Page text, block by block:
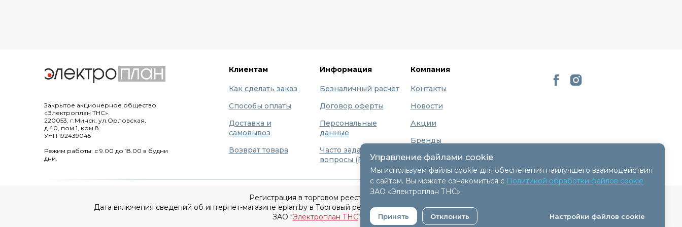
Управление файлами cookie
Мы используем файлы cookie для обеспечения наилучшего взаимодействия
с сайтом. Вы можете ознакомиться с Политикой обработки файлов cookie
ЗАО «Электроплан ТНС»
Принять Отклонить Настройки файлов cookie
Закрытое акционерное общество
«Электроплан ТНС».
220053, г.Минск, ул.Орловская,
д.40, пом.1, ком.8.
УНП 192439045
Режим работы: с 9.00 до 18.00 в будни
дни.
Клиентам
Как сделать заказ
Способы оплаты
Доставка и
самовывоз
Возврат товара
Информация
Безналичный расчёт
Договор оферты
Персональные
данные
Часто задаваемые
вопросы (FAQ)
Компания
Контакты
Новости
Акции
Бренды
О нас
Регистрация в торговом реестре 9 декабря 2015г.
Дата включения сведений об интернет-магазине eplan.by в Торговый реестр Республики Беларусь - 11.04.2018, № регистрации 41254.
ЗАО "Электроплан ТНС" © 2005-2026.